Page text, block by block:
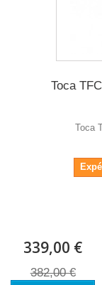
Toca
Toca
339,00 €
382,00 €